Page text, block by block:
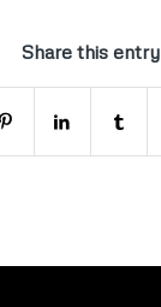
Share this entry